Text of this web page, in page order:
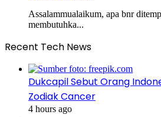
Assalammualaikum, apa bnr
membutuhka...
Recent Tech News
Dukcapil Sebut Orang
Zodiak Cancer
4 hours ago